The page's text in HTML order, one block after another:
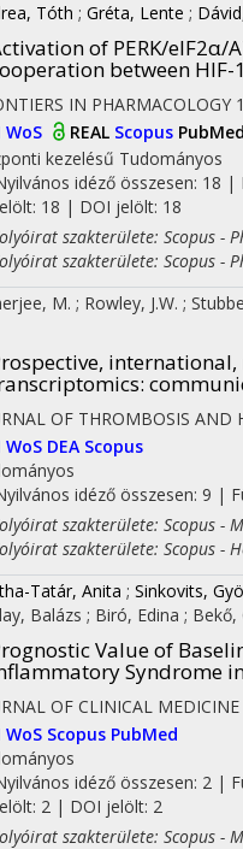
Tóth ; Gréta, Lente ;
of PERK/
between
IN PHARMACOLOGY
WoS REAL Scopus PubMed
kezelésű Tudományos
idéző összesen: 18 |
18 | DOI jelölt: 18
szakterülete: Scopus -
szakterülete: Scopus -
M. ; Rowley, J.W. ;
OF THROMBOSIS AND
WoS DEA Scopus
idéző összesen: 9 |
szakterülete: Scopus -
szakterülete: Scopus -
Tatár, Anita ; Sinkovits,
Balázs ; Biró, Edina ; Bekő,
Value of
Syndrome
OF CLINICAL MEDICINE
WoS Scopus PubMed
idéző összesen: 2|
2 | DOI jelölt: 2
szakterülete: Scopus -